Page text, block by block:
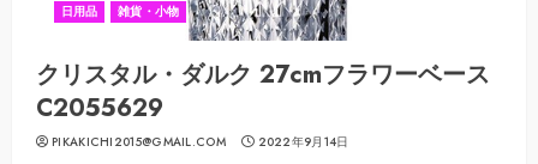
日用品 雑貨・小物
クリスタル・ダルク 27cmフラワーベース
C2055629
PIKAKICHI2015@GMAIL.COM 2022年9月14日